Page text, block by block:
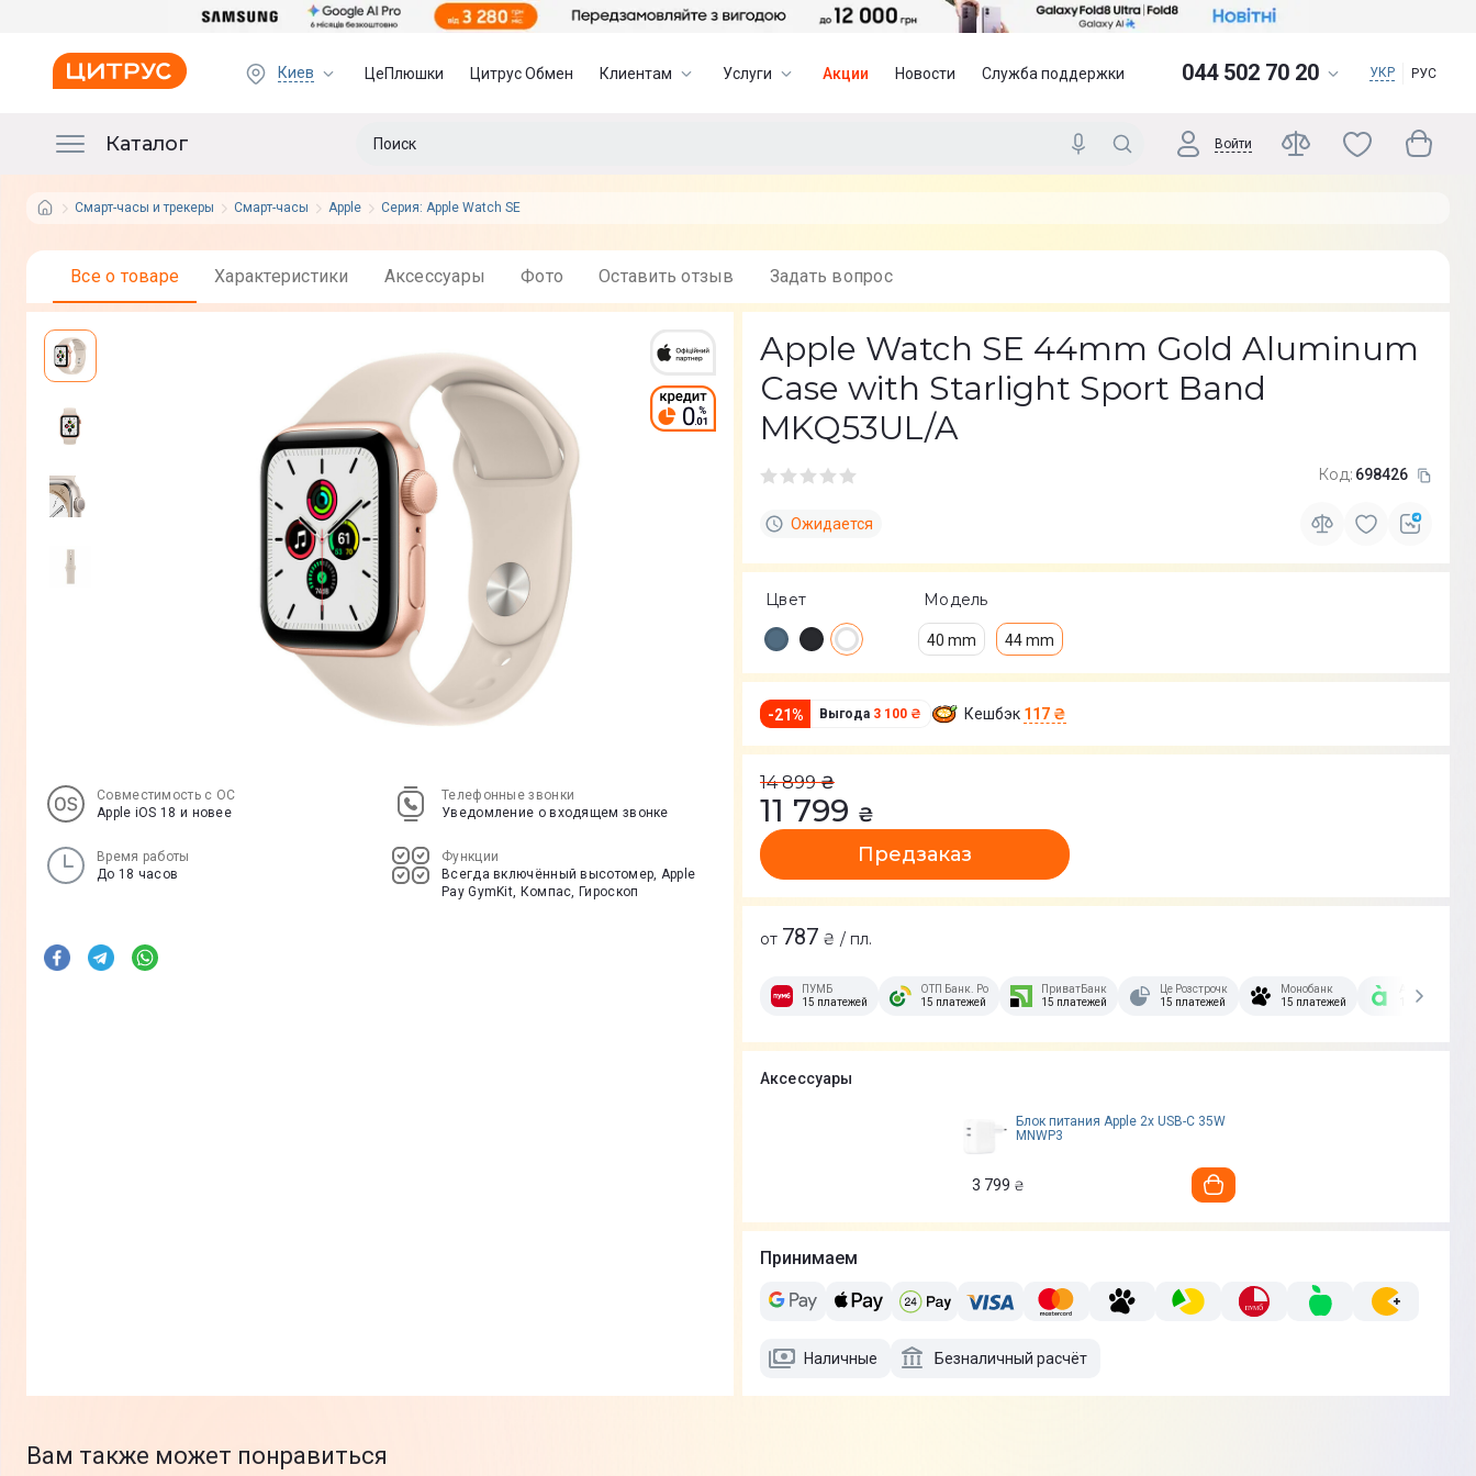
Киев ЦеПлюшки Цитрус Обмен Клиентам Услуги Акции Новости Служба поддержки 044 502 70 20 УКР РУС
Каталог Войти
Смарт-часы и трекеры Смарт-часы Apple Серия: Apple Watch SE
Все о товаре Характеристики Аксессуары Фото Оставить отзыв Задать вопрос
Совместимость с ОС
Apple iOS 18 и новее
Телефонные звонки
Уведомление о входящем звонке
Время работы
До 18 часов
Функции
Всегда включённый высотомер, Apple
Pay GymKit, Компас, Гироскоп
Apple Watch SE 44mm Gold Aluminum
Case with Starlight Sport Band
MKQ53UL/A
Код: 698426
Ожидается
Цвет Модель
40 mm 44 mm
-21% Выгода 3 100 ₴ Кешбэк 117 ₴
14 899 ₴
11 799 ₴
Предзаказ
от 787 ₴ / пл.
ПУМБ
15 платежей
ОТП Банк. Розстрочка Скибочка.
15 платежей
ПриватБанк
15 платежей
Це Розстрочка
15 платежей
Монобанк
15 платежей
А-Банк
15 платежей
Аксессуары
Блок питания Apple 2x USB-C 35W
MNWP3
3 799 ₴
Принимаем
Наличные Безналичный расчёт
Вам также может понравиться